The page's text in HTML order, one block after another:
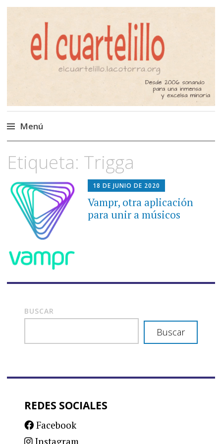
El Cuartelillo
Programa de radio de música
independiente. Podcast
Menú
al
contenido
Etiqueta: Trigga
18 DE JUNIO DE 2020
Vampr, otra aplicación
para unir a músicos
BUSCAR
Buscar
REDES SOCIALES
Facebook
Instagram